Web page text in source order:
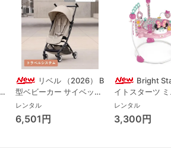
リベル （2026） B
型ベビーカー サイベック
ス(cybex)
レンタル
6,501円
Bright
イトスターツ
ス フォーエバ
レンド ジャン
パルー キッズ
レンタル
3,300円